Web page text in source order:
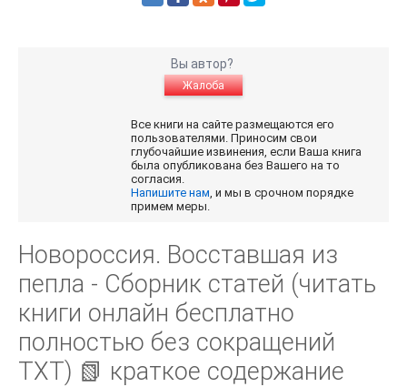
Вы автор?
Жалоба
Все книги на сайте размещаются его
пользователями. Приносим свои
глубочайшие извинения, если Ваша книга
была опубликована без Вашего на то
согласия.
Напишите нам , и мы в срочном порядке
примем меры.
Новороссия. Восставшая из
пепла - Сборник статей (читать
книги онлайн бесплатно
полностью без сокращений
TXT) 📗 краткое содержание